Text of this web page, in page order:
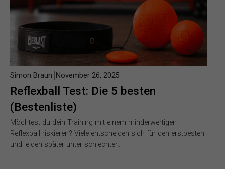
Reflexball Test: Die 5 besten
(Bestenliste)
Simon Braun November 26, 2025
Möchtest du dein Training mit einem minderwertigen
Reflexball riskieren? Viele entscheiden sich für den erstbesten
und leiden später unter schlechter…